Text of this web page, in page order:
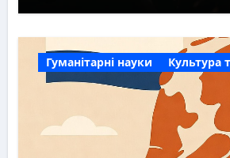
Гуманітарні науки Культура